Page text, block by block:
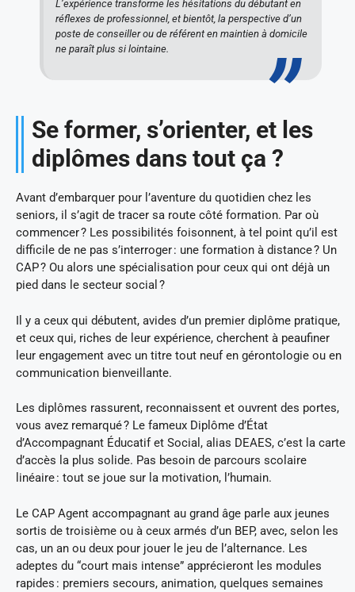
L’expérience transforme les hésitations du débutant en
réflexes de professionnel, et bientôt, la perspective d’un
poste de conseiller ou de référent en maintien à domicile
ne paraît plus si lointaine.
Se former, s’orienter, et les
diplômes dans tout ça ?
Avant d’embarquer pour l’aventure du quotidien chez les
seniors, il s’agit de tracer sa route côté formation. Par où
commencer ? Les possibilités foisonnent, à tel point qu’il est
difficile de ne pas s’interroger : une formation à distance ? Un
CAP ? Ou alors une spécialisation pour ceux qui ont déjà un
pied dans le secteur social ?
Il y a ceux qui débutent, avides d’un premier diplôme pratique,
et ceux qui, riches de leur expérience, cherchent à peaufiner
leur engagement avec un titre tout neuf en gérontologie ou en
communication bienveillante.
Les diplômes rassurent, reconnaissent et ouvrent des portes,
vous avez remarqué ? Le fameux Diplôme d’État
d’Accompagnant Éducatif et Social, alias DEAES, c’est la carte
d’accès la plus solide. Pas besoin de parcours scolaire
linéaire : tout se joue sur la motivation, l’humain.
Le CAP Agent accompagnant au grand âge parle aux jeunes
sortis de troisième ou à ceux armés d’un BEP, avec, selon les
cas, un an ou deux pour jouer le jeu de l’alternance. Les
adeptes du “court mais intense” apprécieront les modules
rapides : premiers secours, animation, quelques semaines